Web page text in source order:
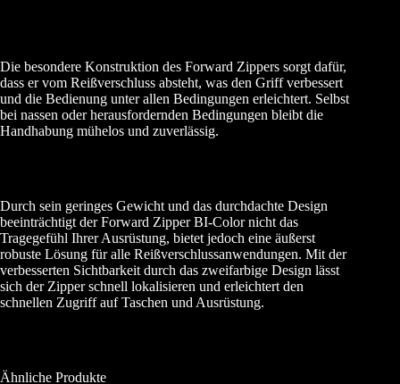
Die besondere Konstruktion des Forward Zippers sorgt dafür,
dass er vom Reißverschluss absteht, was den Griff verbessert
und die Bedienung unter allen Bedingungen erleichtert. Selbst
bei nassen oder herausfordernden Bedingungen bleibt die
Handhabung mühelos und zuverlässig.
Durch sein geringes Gewicht und das durchdachte Design
beeinträchtigt der Forward Zipper BI-Color nicht das
Tragegefühl Ihrer Ausrüstung, bietet jedoch eine äußerst
robuste Lösung für alle Reißverschlussanwendungen. Mit der
verbesserten Sichtbarkeit durch das zweifarbige Design lässt
sich der Zipper schnell lokalisieren und erleichtert den
schnellen Zugriff auf Taschen und Ausrüstung.
Ähnliche Produkte